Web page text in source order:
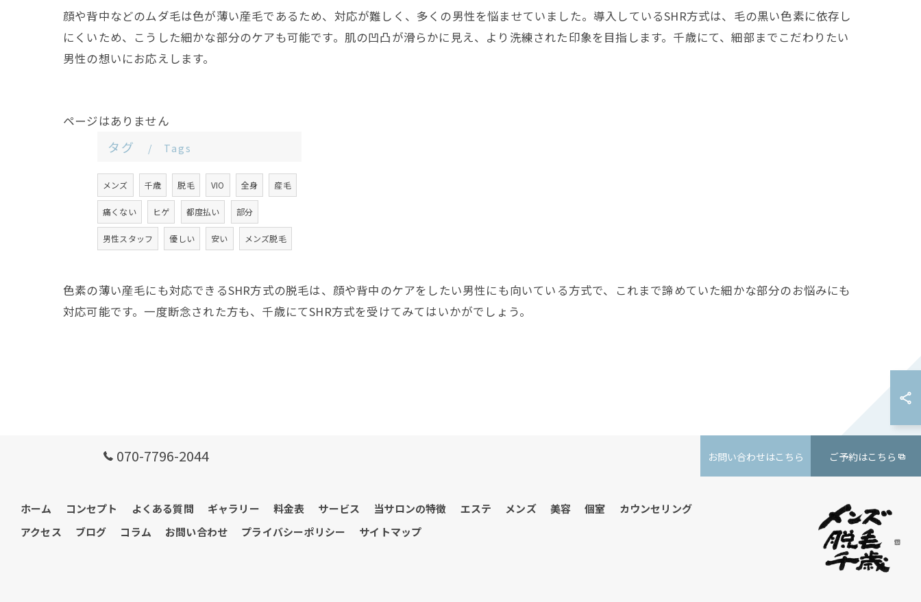
顔や背中などのムダ毛は色が薄い産毛であるため、対応が難しく、多くの男性を悩ませていました。導入しているSHR方式は、毛の黒い色素に依存し
にくいため、こうした細かな部分のケアも可能です。肌の凹凸が滑らかに見え、より洗練された印象を目指します。千歳にて、細部までこだわりたい
男性の想いにお応えします。
ページはありません
タグ Tags
メンズ 千歳 脱毛 VIO 全身 産毛
痛くない ヒゲ 都度払い 部分
男性スタッフ 優しい 安い メンズ脱毛
色素の薄い産毛にも対応できるSHR方式の脱毛は、顔や背中のケアをしたい男性にも向いている方式で、これまで諦めていた細かな部分のお悩みにも
対応可能です。一度断念された方も、千歳にてSHR方式を受けてみてはいかがでしょう。
070-7796-2044 お問い合わせはこちら ご予約はこちら
ホーム コンセプト よくある質問 ギャラリー 料金表 サービス 当サロンの特徴 エステ メンズ 美容 個室
カウンセリング
アクセス
ブログ コラム お問い合わせ プライバシーポリシー サイトマップ